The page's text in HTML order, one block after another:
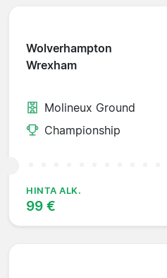
Wolverhampton
Wrexham
Molineux Ground
Championship
HINTA ALK.
99 €